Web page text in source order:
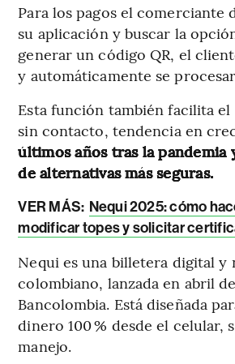
Para los pagos el comerciante
su aplicación y buscar la
generar un código QR, el
y automáticamente se
Esta función también facilita el
sin contacto, tendencia en
últimos años tras la pandemia
de alternativas más seguras.
VER MÁS: Nequi 2025: cómo
modificar topes y solicitar
Nequi es una billetera digital y
colombiano, lanzada en abril
Bancolombia. Está diseñada
dinero 100 % desde el celular,
manejo.